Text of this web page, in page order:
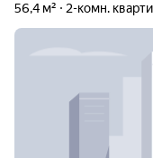
56,4 м² 2-комн.